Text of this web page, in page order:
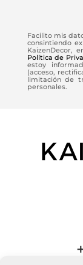
Facilito mis
consintiendo
KaizenDecor,
Política de
estoy
(acceso,
limitación de
personales.